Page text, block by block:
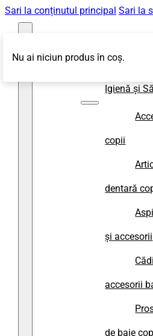
Sari la conținutul principal Sari la
Igienă și
copii
dentară
și accesorii
accesorii
de baie
Nu ai niciun produs în coș.